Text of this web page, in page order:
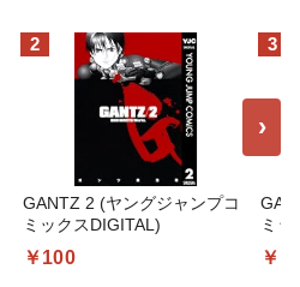
2
GANTZ 2 (ヤングジャンプコ
ミックスDIGITAL)
￥100
3
ミッ
￥
›